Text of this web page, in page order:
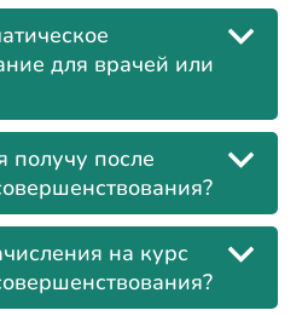
для врачей или
получу после
на курс